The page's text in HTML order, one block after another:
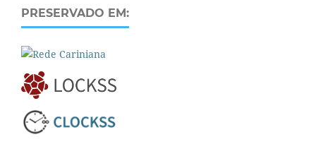
PRESERVADO EM: